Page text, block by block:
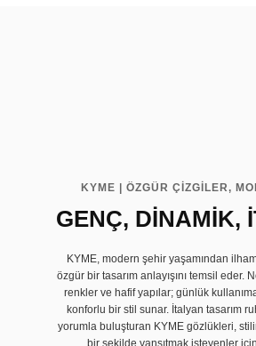
KYME | ÖZGÜR ÇİZGİLER,
GENÇ, DİNAMİK,
KYME, modern şehir yaşamından
özgür bir tasarım anlayışını temsil eder.
renkler ve hafif yapılar; günlük
konforlu bir stil sunar. İtalyan tasarım
yorumla buluşturan KYME gözlükleri,
bir şekilde yansıtmak isteyenler